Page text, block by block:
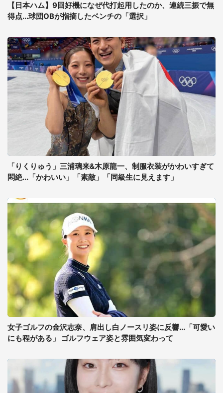
【日本ハム】9回好機になぜ代打起用したのか、連続三振で無
得点...球団OBが指摘したベンチの「選択」
「りくりゅう」三浦璃来&木原龍一、制服衣装がかわいすぎて
悶絶...「かわいい」「素敵」「同級生に見えます」
女子ゴルフの金沢志奈、肩出し白ノースリ姿に反響...「可愛い
にも程がある」 ゴルフウェア姿と雰囲気変わって